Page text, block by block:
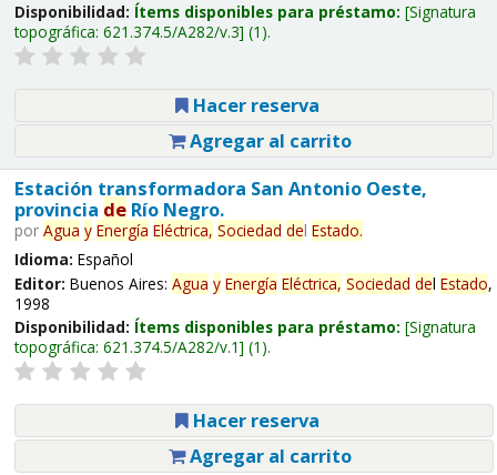
Disponibilidad: Ítems disponibles para préstamo: Signatura
topográfica: 621.374.5/A282/v.3 (1).
Hacer reserva
Agregar al carrito
Estación transformadora San Antonio Oeste,
provincia deRío Negro.
por Agua y Energía Eléctrica, Sociedad del Estado.
Idioma: Español
Editor: Buenos Aires: Agua y Energía Eléctrica, Sociedad del Estado,
1998
Disponibilidad: Ítems disponibles para préstamo: Signatura
topográfica: 621.374.5/A282/v.1 (1).
Hacer reserva
Agregar al carrito